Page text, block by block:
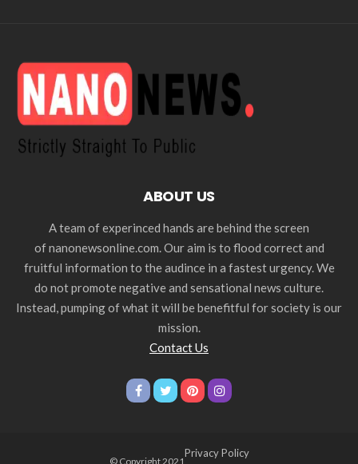
ABOUT US
A team of experinced hands are behind the screen
of nanonewsonline.com. Our aim is to flood correct and
fruitful information to the audince in a fastest urgency. We
do not promote negative and sensational news culture.
Instead, pumping of what it will be benefitful for society is our
mission.
Contact Us
© Copyright 2021
Privacy Policy